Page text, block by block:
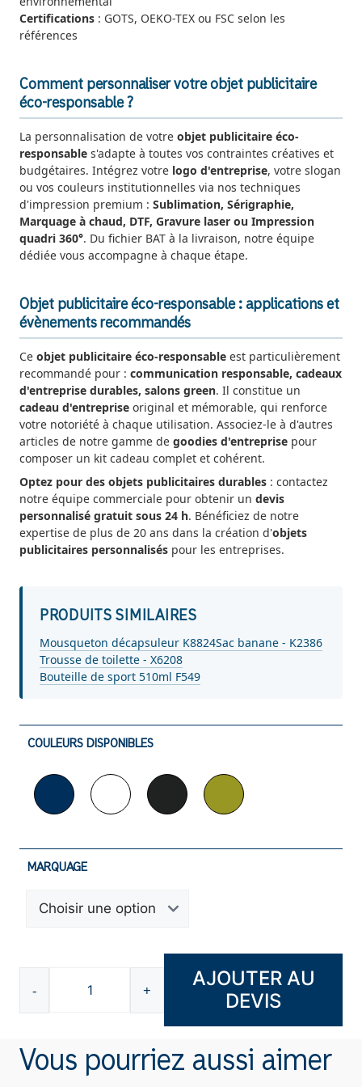
Certifications : GOTS, OEKO-TEX ou FSC selon les
références
Comment personnaliser votre objet publicitaire
éco-responsable ?
La personnalisation de votre objet publicitaire éco-
responsable s'adapte à toutes vos contraintes créatives et
budgétaires. Intégrez votre logo d'entreprise, votre slogan
ou vos couleurs institutionnelles via nos techniques
d'impression premium : Sublimation, Sérigraphie,
Marquage à chaud, DTF, Gravure laser ou Impression
quadri 360°. Du fichier BAT à la livraison, notre équipe
dédiée vous accompagne à chaque étape.
Objet publicitaire éco-responsable : applications et
évènements recommandés
Ce objet publicitaire éco-responsable est particulièrement
recommandé pour : communication responsable, cadeaux
d'entreprise durables, salons green. Il constitue un
cadeau d'entreprise original et mémorable, qui renforce
votre notoriété à chaque utilisation. Associez-le à d'autres
articles de notre gamme de goodies d'entreprise pour
composer un kit cadeau complet et cohérent.
Optez pour des objets publicitaires durables : contactez
notre équipe commerciale pour obtenir un devis
personnalisé gratuit sous 24 h. Bénéficiez de notre
expertise de plus de 20 ans dans la création d'objets
publicitaires personnalisés pour les entreprises.
PRODUITS SIMILAIRES
Mousqueton décapsuleur K8824Sac banane - K2386
Trousse de toilette - X6208
Bouteille de sport 510ml F549
COULEURS DISPONIBLES
MARQUAGE
-
quantité
de
isotherme
+
AJOUTER AU
DEVIS
Vous pourriez aussi aimer